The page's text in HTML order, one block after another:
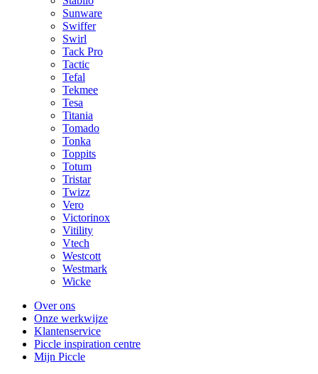
Sunware
Swiffer
Swirl
Tack Pro
Tactic
Tefal
Tekmee
Tesa
Titania
Tomado
Tonka
Toppits
Totum
Tristar
Twizz
Vero
Victorinox
Vitility
Vtech
Westcott
Westmark
Wicke
Over ons
Onze werkwijze
Klantenservice
Piccle inspiration centre
Mijn Piccle